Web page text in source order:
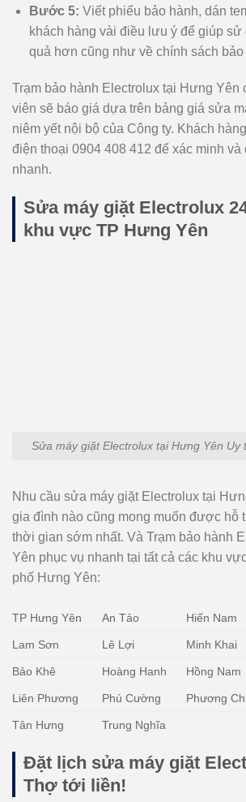
Bước 5: Viết phiếu bảo hành, dán
khách hàng vài điều lưu ý để giúp sử
quả hơn cũng như về chính sách bảo
Trạm bảo hành Electrolux tại Hưng Yên
viên sẽ báo giá dựa trên bảng giá sửa
niêm yết nội bộ của Công ty. Khách
điện thoại 0904 408 412 để xác minh
nhanh.
Sửa máy giặt Electrolux
khu vực TP Hưng Yên
Sửa máy giặt Electrolux tại Hưng Yên Uy
Nhu cầu sửa máy giặt Electrolux tại
gia đình nào cũng mong muốn được hỗ
thời gian sớm nhất. Và Trạm bảo hành
Yên phục vụ nhanh tại tất cả các khu
phố Hưng Yên:
TP Hưng Yên An Tảo Hiến Nam
Lam Sơn Lê Lợi Minh Khai
Bảo Khê Hoàng Hanh Hồng Nam
Liên Phương Phú Cường Phương
Tân Hưng Trung Nghĩa
Đặt lịch sửa máy giặt
Thợ tới liền!